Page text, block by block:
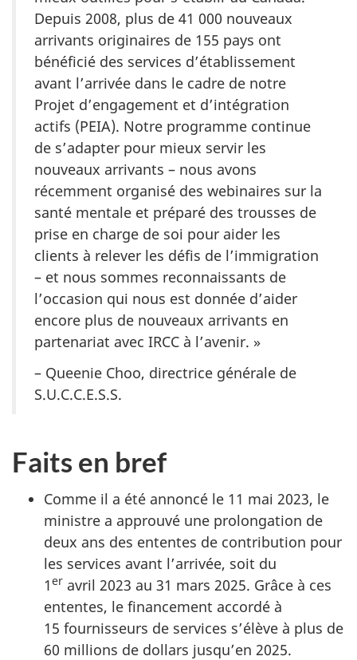
Depuis 2008, plus de 41 000 nouveaux
arrivants originaires de 155 pays ont
bénéficié des services d’établissement
avant l’arrivée dans le cadre de notre
Projet d’engagement et d’intégration
actifs (PEIA). Notre programme continue
de s’adapter pour mieux servir les
nouveaux arrivants – nous avons
récemment organisé des webinaires sur la
santé mentale et préparé des trousses de
prise en charge de soi pour aider les
clients à relever les défis de l’immigration
– et nous sommes reconnaissants de
l’occasion qui nous est donnée d’aider
encore plus de nouveaux arrivants en
partenariat avec IRCC à l’avenir. »
– Queenie Choo, directrice générale de
S.U.C.C.E.S.S.
Faits en bref
Comme il a été annoncé le 11 mai 2023, le
ministre a approuvé une prolongation de
deux ans des ententes de contribution pour
les services avant l’arrivée, soit du
1er avril 2023 au 31 mars 2025. Grâce à ces
ententes, le financement accordé à
15 fournisseurs de services s’élève à plus de
60 millions de dollars jusqu’en 2025.